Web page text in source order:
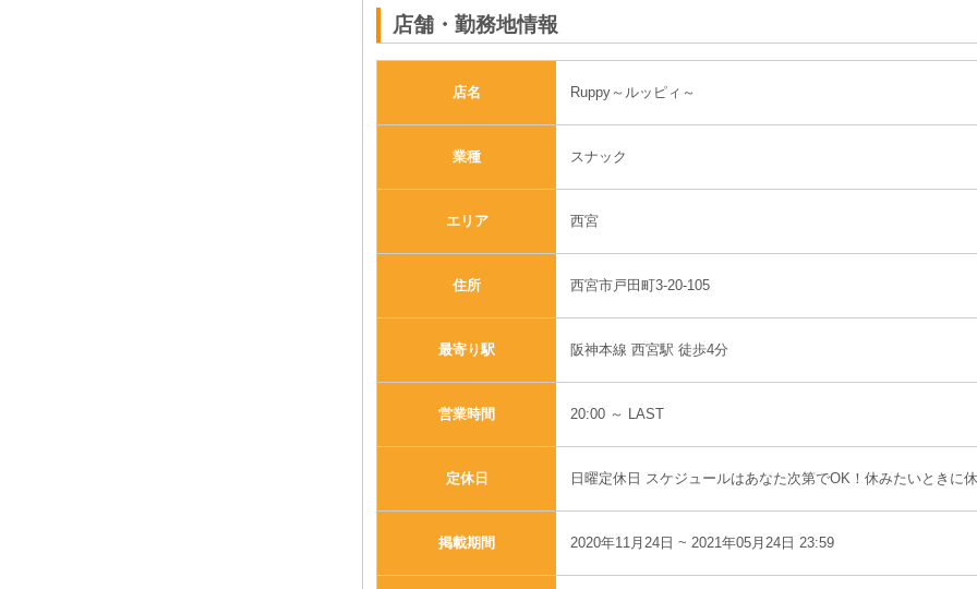
店舗・勤務地情報
店名 Ruppy～ルッピィ～
業種 スナック
エリア 西宮
住所 西宮市戸田町3-20-105
最寄り駅 阪神本線 西宮駅 徒歩4分
営業時間 20:00 ～ LAST
定休日 日曜定休日 スケジュールはあなた次第でOK！休みたいときに
掲載期間 2020年11月24日 ~ 2021年05月24日 23:59